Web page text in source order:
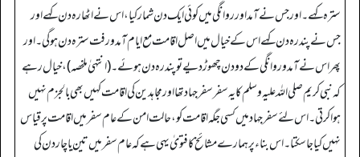
سترہ کہے۔ اور جس نے آمد اور روانگی میں کوئی ایک دن شمار کیا، اس نے اٹھارہ دن کہے اور
جس نے پندرہ دن کہے اس کے خیال میں اصل اقامت مع ایام آمد و رفت سترہ دن ہو گی۔ اور
پھر اس نے آمد و روانگی کے دو دن چھوڑ دیے تو پندرہ دن ہوئے۔ (انتہیٰ ملخصہ)، خیال رہے
کہ نبی کریم صلی اللہ علیہ وسلم کا یہ سفر سفر جہاد تھا اور مجاہدین کی اقامت کہیں بھی بالجزم نہیں
ہوا کرتی۔ اس لئے سفر جہاد میں کسی جگہ اقامت کو، حالت امن کے عام سفر میں اقامت پر قیاس
نہیں کیا جا سکتا۔ اس بناء پر ہمارے مشائخ کا فتویٰ یہی ہے کہ عام سفر میں تین یا چار دن کی